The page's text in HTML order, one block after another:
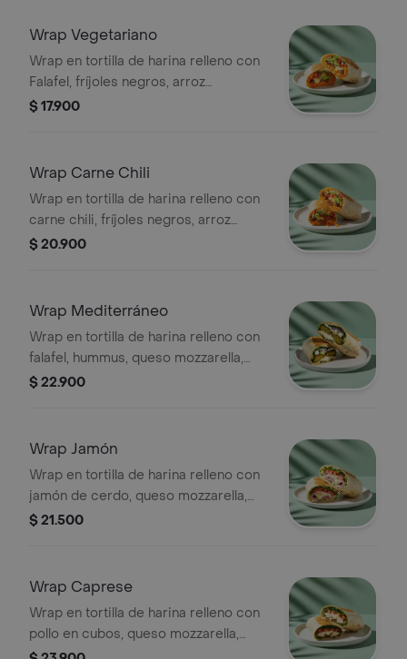
Wrap Vegetariano
Wrap en tortilla de harina relleno con
Falafel, fríjoles negros, arroz
achiotado, queso mozzarella, pico de
$ 17.900
Wrap Carne Chili
Wrap en tortilla de harina relleno con
carne chili, fríjoles negros, arroz
achiotado, queso mozzarella, pico de
$ 20.900
Wrap Mediterráneo
Wrap en tortilla de harina relleno con
falafel, hummus, queso mozzarella,
queso feta, espinaca, pepino, cebolla
$ 22.900
Wrap Jamón
Wrap en tortilla de harina relleno con
jamón de cerdo, queso mozzarella,
lechuga, tomate y alioli.
$ 21.500
Wrap Caprese
Wrap en tortilla de harina relleno con
pollo en cubos, queso mozzarella,
tomate, espinaca y pesto.